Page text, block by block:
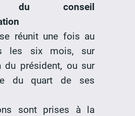
du conseil
réunit une fois au
les six mois, sur
du président, ou sur
du quart de ses
sont prises à la